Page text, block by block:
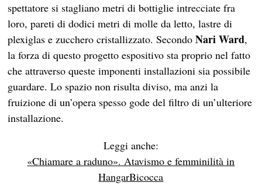
spettatore si stagliano metri di bottiglie intrecciate fra
loro, pareti di dodici metri di molle da letto, lastre di
plexiglas e zucchero cristallizzato. SecondoNari Ward,
la forza di questo progetto espositivo sta proprio nel fatto
che attraverso queste imponenti installazioni sia possibile
guardare. Lo spazio non risulta diviso, ma anzi la
fruizione di un’opera spesso gode del filtro di un’ulteriore
installazione.
Leggi anche:
«Chiamare a raduno». Atavismo e femminilità in
HangarBicocca